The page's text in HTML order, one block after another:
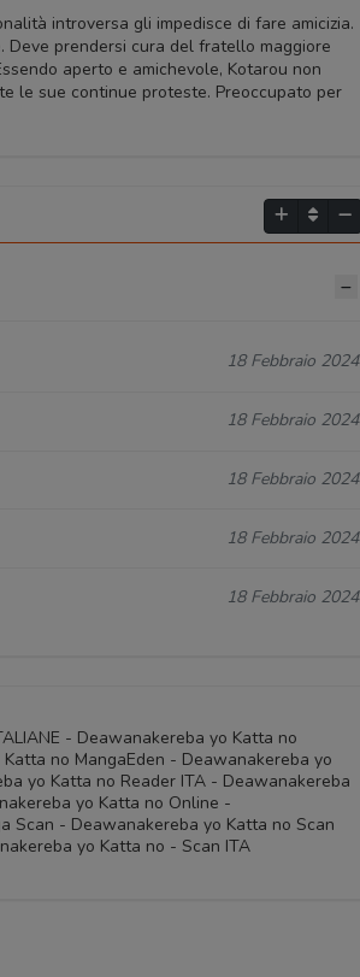
introversa gli impedisce di fare amicizia.
Deve prendersi cura del fratello maggiore
aperto e amichevole, Kotarou non
le sue continue proteste. Preoccupato per
18 Febbraio 2024
18 Febbraio 2024
18 Febbraio 2024
18 Febbraio 2024
18 Febbraio 2024
- Deawanakereba yo Katta no
no MangaEden - Deawanakereba yo
yo Katta no Reader ITA - Deawanakereba
yo Katta no Online -
Scan - Deawanakereba yo Katta no Scan
yo Katta no - Scan ITA